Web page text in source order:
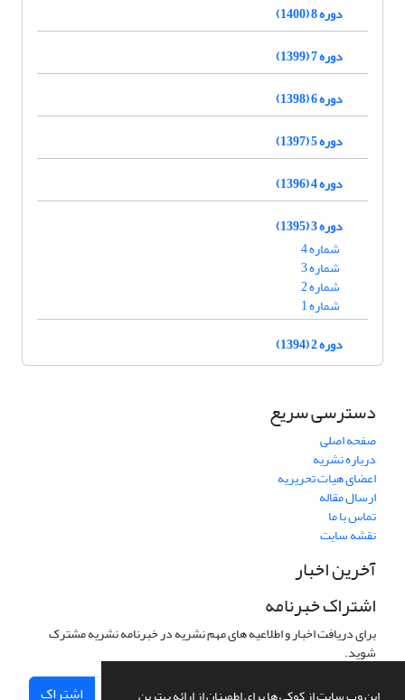
دوره 8 (1400)
دوره 7 (1399)
دوره 6 (1398)
دوره 5 (1397)
دوره 4 (1396)
دوره 3 (1395)
شماره 4
شماره 3
شماره 2
شماره 1
دوره 2 (1394)
دسترسی سریع
صفحه اصلی
درباره نشریه
اعضای هیات تحریریه
ارسال مقاله
تماس با ما
نقشه سایت
آخرین اخبار
اشتراک خبرنامه
برای دریافت اخبار و اطلاعیه های مهم نشریه در خبرنامه نشریه مشترک
شوید.
اشتراک